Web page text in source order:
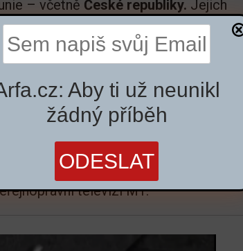
– včetně České republiky. Jejich
tisíc migrantů, ale další zcela
text:
na maďarsko-srbském hraničním
na maďarsko-rumunských a
,” uvedl György Bakondi, hlavní
televizi M1.
Aby ti už neunikl
žádný příběh